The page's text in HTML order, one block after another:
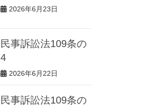
2026年6月23日
民事訴訟法109条の
4
2026年6月22日
民事訴訟法109条の